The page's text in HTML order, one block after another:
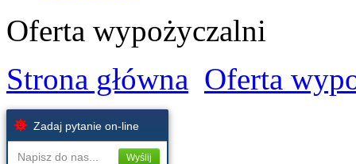
Oferta wypożyczalni
Strona główna Oferta
Zadaj pytanie on-line
Napisz do nas... Wyślij